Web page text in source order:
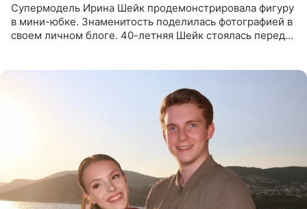
Супермодель Ирина Шейк продемонстрировала фигуру
в мини-юбке. Знаменитость поделилась фотографией в
своем личном блоге. 40-летняя Шейк стоялась перед